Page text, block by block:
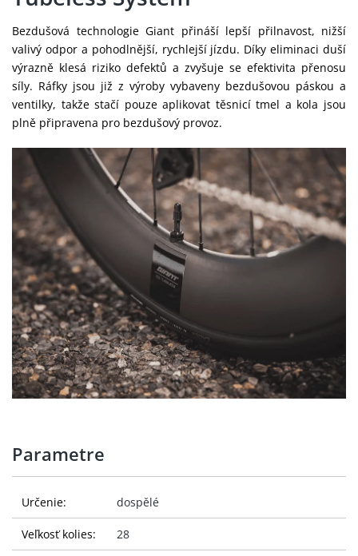
Bezdušová technologie Giant přináší lepší přilnavost, nižší
valivý odpor a pohodlnější, rychlejší jízdu. Díky eliminaci duší
výrazně klesá riziko defektů a zvyšuje se efektivita přenosu
síly. Ráfky jsou již z výroby vybaveny bezdušovou páskou a
ventilky, takže stačí pouze aplikovat těsnicí tmel a kola jsou
plně připravena pro bezdušový provoz.
Parametre
Určenie: dospělé
Veľkosť kolies: 28